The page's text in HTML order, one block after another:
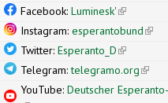
Facebook:Luminesk'(link is
Instagram:esperantobund(link
Twitter:Esperanto_D(link is
Telegram:telegramo.org(link
YouTube:Deutscher